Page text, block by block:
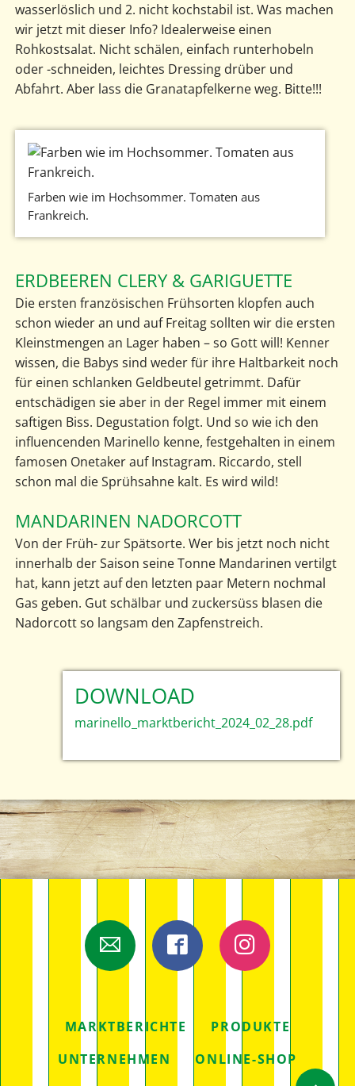
wasserlöslich und 2. nicht kochstabil ist. Was machen
wir jetzt mit dieser Info? Idealerweise einen
Rohkostsalat. Nicht schälen, einfach runterhobeln
oder -schneiden, leichtes Dressing drüber und
Abfahrt. Aber lass die Granatapfelkerne weg. Bitte!!!
Farben wie im Hochsommer. Tomaten aus
Frankreich.
ERDBEEREN CLERY & GARIGUETTE
Die ersten französischen Frühsorten klopfen auch
schon wieder an und auf Freitag sollten wir die ersten
Kleinstmengen an Lager haben – so Gott will! Kenner
wissen, die Babys sind weder für ihre Haltbarkeit noch
für einen schlanken Geldbeutel getrimmt. Dafür
entschädigen sie aber in der Regel immer mit einem
saftigen Biss. Degustation folgt. Und so wie ich den
influencenden Marinello kenne, festgehalten in einem
famosen Onetaker auf Instagram. Riccardo, stell
schon mal die Sprühsahne kalt. Es wird wild!
MANDARINEN NADORCOTT
Von der Früh- zur Spätsorte. Wer bis jetzt noch nicht
innerhalb der Saison seine Tonne Mandarinen vertilgt
hat, kann jetzt auf den letzten paar Metern nochmal
Gas geben. Gut schälbar und zuckersüss blasen die
Nadorcott so langsam den Zapfenstreich.
DOWNLOAD
marinello_marktbericht_2024_02_28.pdf
NAVIGATION
MARKTBERICHTE
PRODUKTE
UNTERNEHMEN
ONLINE-SHOP